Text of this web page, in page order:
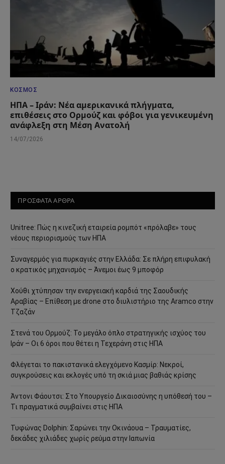
ΚΌΣΜΟΣ
ΗΠΑ – Ιράν: Νέα αμερικανικά πλήγματα,
επιθέσεις στο Ορμούζ και φόβοι για γενικευμένη
ανάφλεξη στη Μέση Ανατολή
14/07/2026
ΠΡΟΣΦΑΤΑ ΑΡΘΡΑ
Unitree: Πώς η κινεζική εταιρεία ρομπότ «πρόλαβε» τους
νέους περιορισμούς των ΗΠΑ
Συναγερμός για πυρκαγιές στην Ελλάδα: Σε πλήρη επιφυλακή
ο κρατικός μηχανισμός – Άνεμοι έως 9 μποφόρ
Χούθι χτύπησαν την ενεργειακή καρδιά της Σαουδικής
Αραβίας – Επίθεση με drone στο διυλιστήριο της Aramco στην
Τζαζάν
Στενά του Ορμούζ: Το μεγάλο όπλο στρατηγικής ισχύος του
Ιράν – Οι 6 όροι που θέτει η Τεχεράνη στις ΗΠΑ
Φλέγεται το πακιστανικά ελεγχόμενο Κασμίρ: Νεκροί,
συγκρούσεις και εκλογές υπό τη σκιά μιας βαθιάς κρίσης
Άντονι Φάουτσι: Στο Υπουργείο Δικαιοσύνης η υπόθεσή του –
Τι πραγματικά συμβαίνει στις ΗΠΑ
Τυφώνας Dolphin: Σαρώνει την Οκινάουα – Τραυματίες,
δεκάδες χιλιάδες χωρίς ρεύμα στην Ιαπωνία